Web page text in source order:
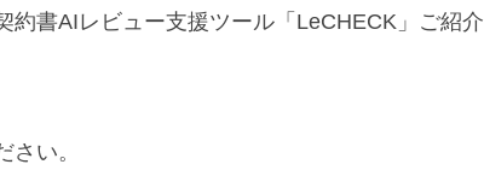
約書AIレビュー支援ツール「LeCHECK」ご紹介
い。